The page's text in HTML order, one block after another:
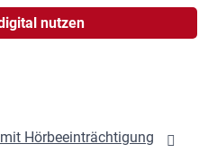
nutzen
Hörbeeinträchtigung